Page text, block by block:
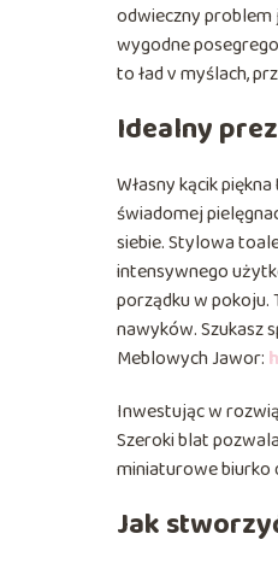
odwieczny
wygodne
to ład v myślach,
Idealny
Własny kącik
świadomej
siebie. Stylowa
intensywnego
porządku w pokoju.
nawyków. Szukasz
Meblowych Jawor:
Inwestując w
Szeroki blat
miniaturowe biurko
Jak